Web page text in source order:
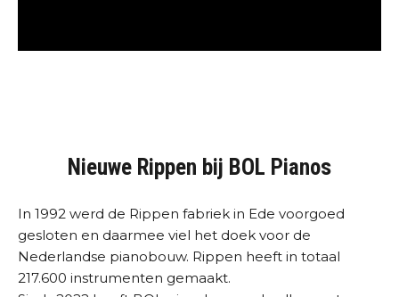
Nieuwe Rippen bij BOL Pianos
In 1992 werd de Rippen fabriek in Ede voorgoed
gesloten en daarmee viel het doek voor de
Nederlandse pianobouw. Rippen heeft in totaal
217.600 instrumenten gemaakt.